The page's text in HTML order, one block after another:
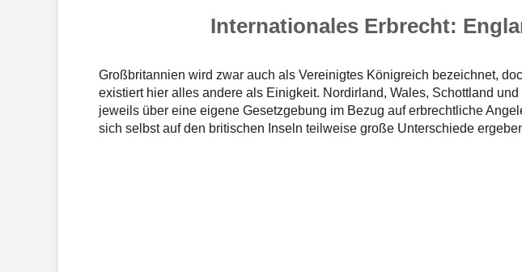
Internationales Erbrecht:
Großbritannien wird zwar auch als Vereinigtes Königreich bezeichnet,
existiert hier alles andere als Einigkeit. Nordirland, Wales, Schottland
jeweils über eine eigene Gesetzgebung im Bezug auf erbrechtliche
sich selbst auf den britischen Inseln teilweise große Unterschiede